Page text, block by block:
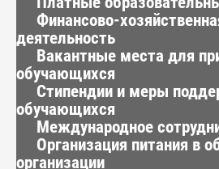
Финансово-
деятельность
Вакантные места для
обучающихся
Стипендии и меры
обучающихся
Международное
Организация питания в
организации